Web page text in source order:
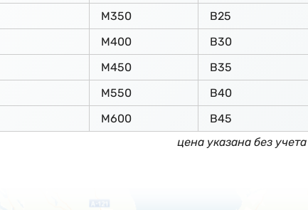
М350 В25
М400 В30
М450 В35
М550 В40
М600 В45
цена указана без